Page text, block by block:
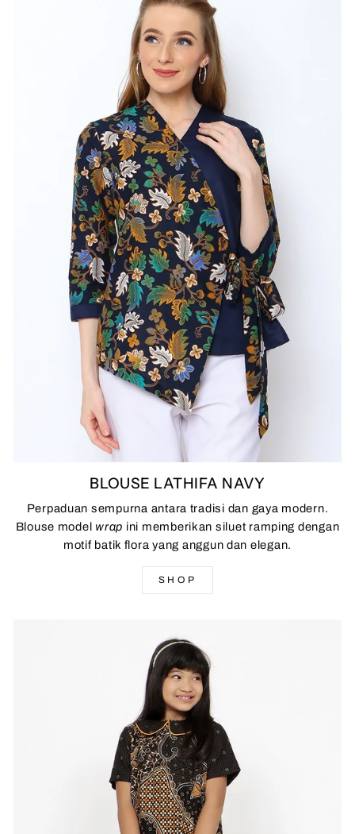
BLOUSE LATHIFA NAVY
Perpaduan sempurna antara tradisi dan gaya modern.
Blouse model wrap ini memberikan siluet ramping dengan
motif batik flora yang anggun dan elegan.
SHOP